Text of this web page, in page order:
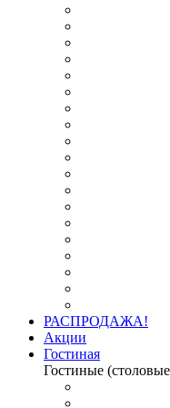
РАСПРОДАЖА!
Акции
Гостиная
Гостиные